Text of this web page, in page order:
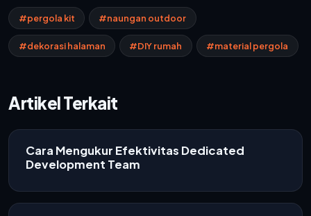
#pergola kit #naungan outdoor
#dekorasi halaman #DIY rumah #material pergola
Artikel Terkait
Cara Mengukur Efektivitas Dedicated
Development Team